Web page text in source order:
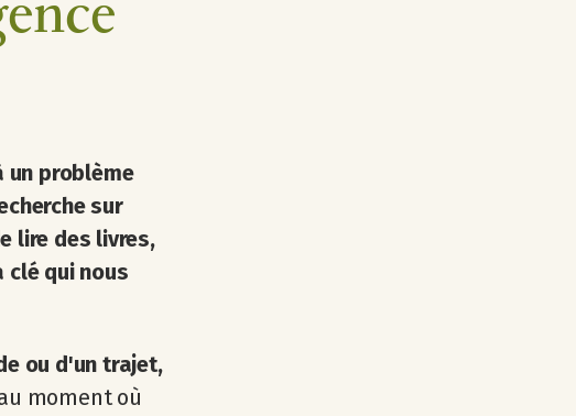
un problème
sur
lire des livres,
clé qui nous
ou d'un trajet,
moment où